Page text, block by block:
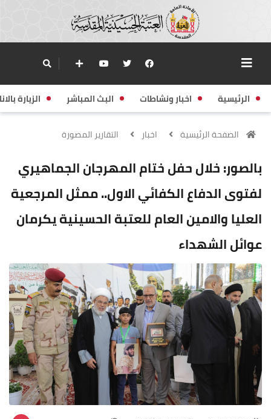
الرئيسية اخبار ونشاطات البث المباشر الزيارة
الصفحة الرئيسية اخبار التقارير المصورة
بالصور: خلال حفل ختام المهرجان الجماهيري
لفتوى الدفاع الكفائي الاول.. ممثل المرجعية
العليا والامين العام للعتبة الحسينية يكرمان
عوائل الشهداء